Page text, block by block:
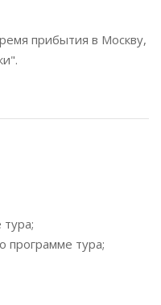
прибытия в Москву,
программе тура;